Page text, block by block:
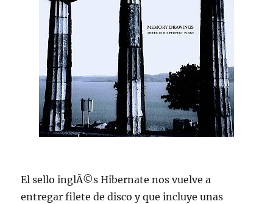
El sello inglÃ©s Hibernate nos vuelve a
entregar filete de disco y que incluye unas